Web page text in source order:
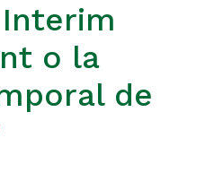
o la
de